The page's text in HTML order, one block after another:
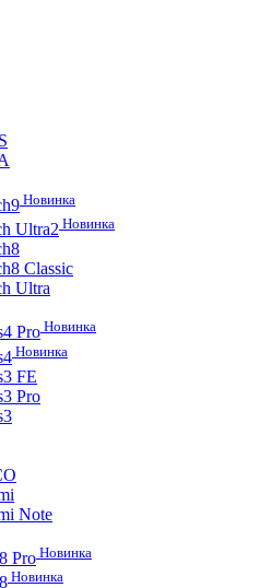
Новинка
Ultra2 Новинка
Classic
Ultra
Pro Новинка
Новинка
FE
Pro
Note
Pro Новинка
Новинка